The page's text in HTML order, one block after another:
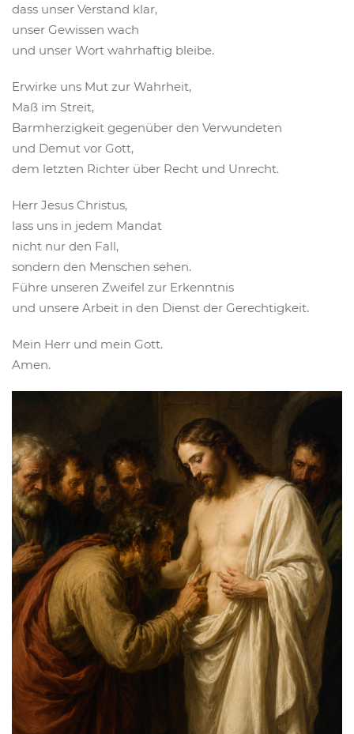
dass unser Verstand klar,
unser Gewissen wach
und unser Wort wahrhaftig bleibe.
Erwirke uns Mut zur Wahrheit,
Maß im Streit,
Barmherzigkeit gegenüber den Verwundeten
und Demut vor Gott,
dem letzten Richter über Recht und Unrecht.
Herr Jesus Christus,
lass uns in jedem Mandat
nicht nur den Fall,
sondern den Menschen sehen.
Führe unseren Zweifel zur Erkenntnis
und unsere Arbeit in den Dienst der Gerechtigkeit.
Mein Herr und mein Gott.
Amen.